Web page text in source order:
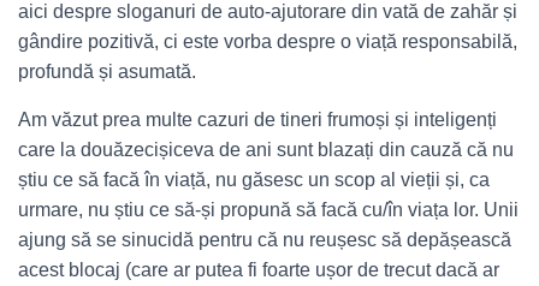
aici despre sloganuri de auto-ajutorare din vată de zahăr și
gândire pozitivă, ci este vorba despre o viață responsabilă,
profundă și asumată.
Am văzut prea multe cazuri de tineri frumoși și inteligenți
care la douăzecișiceva de ani sunt blazați din cauză că nu
știu ce să facă în viață, nu găsesc un scop al vieții și, ca
urmare, nu știu ce să-și propună să facă cu/în viața lor. Unii
ajung să se sinucidă pentru că nu reușesc să depășească
acest blocaj (care ar putea fi foarte ușor de trecut dacă ar